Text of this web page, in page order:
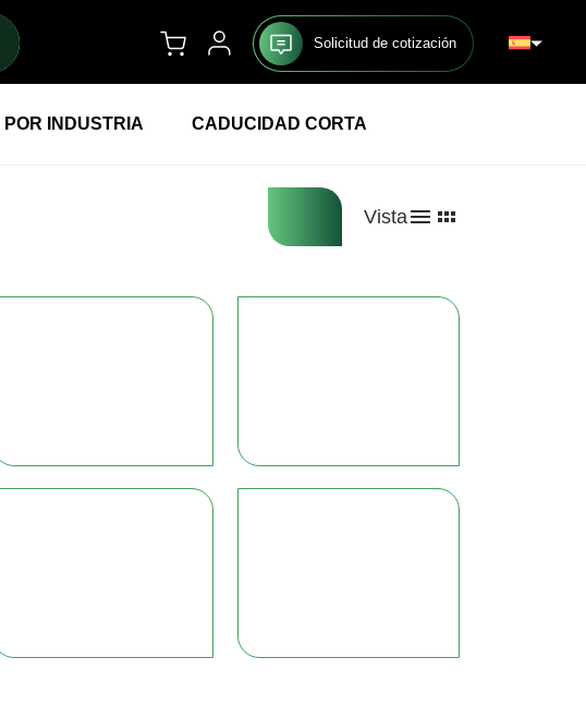
Solicitud de cotización
INDUSTRIA CADUCIDAD CORTA
Vista